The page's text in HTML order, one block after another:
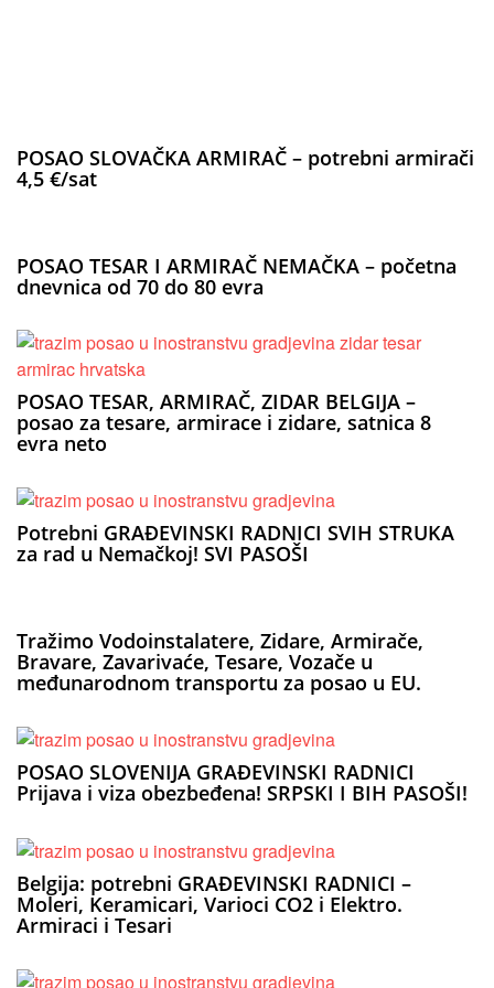
POSAO SLOVAČKA ARMIRAČ – potrebni armirači
4,5 €/sat
POSAO TESAR I ARMIRAČ NEMAČKA – početna
dnevnica od 70 do 80 evra
POSAO TESAR, ARMIRAČ, ZIDAR BELGIJA –
posao za tesare, armirace i zidare, satnica 8
evra neto
Potrebni GRAĐEVINSKI RADNICI SVIH STRUKA
za rad u Nemačkoj! SVI PASOŠI
Tražimo Vodoinstalatere, Zidare, Armirače,
Bravare, Zavarivaće, Tesare, Vozače u
međunarodnom transportu za posao u EU.
POSAO SLOVENIJA GRAĐEVINSKI RADNICI
Prijava i viza obezbeđena! SRPSKI I BIH PASOŠI!
Belgija: potrebni GRAĐEVINSKI RADNICI –
Moleri, Keramicari, Varioci CO2 i Elektro.
Armiraci i Tesari